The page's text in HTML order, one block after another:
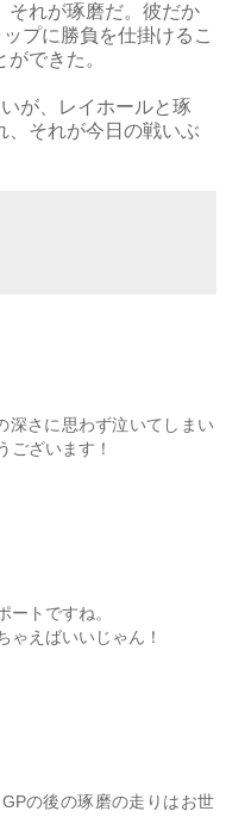
それが琢磨だ。彼だか
プに勝負を仕掛けるこ
できた。
が、レイホールと琢
、それが今日の戦いぶ
深さに思わず泣いてしまい
ございます！
ートですね。
ゃえばいいじゃん！
の後の琢磨の走りはお世